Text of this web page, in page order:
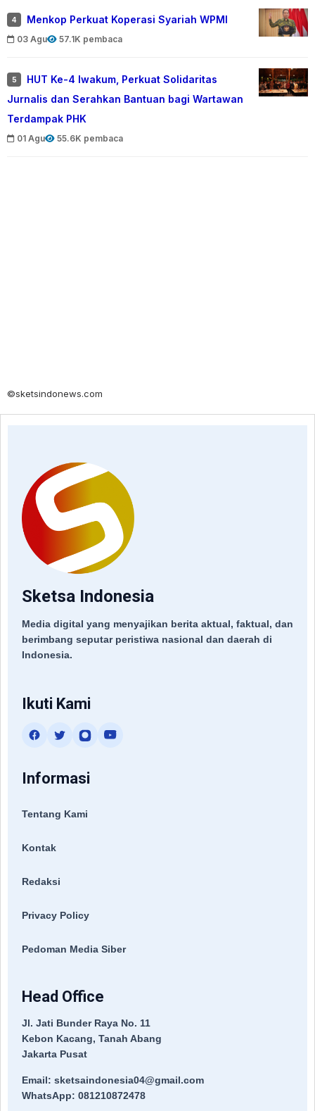
4 Menkop Perkuat Koperasi Syariah WPMI
03 Agu 57.1K pembaca
5
HUT Ke-4 Iwakum, Perkuat Solidaritas
Jurnalis dan Serahkan Bantuan bagi Wartawan
Terdampak PHK
01 Agu 55.6K pembaca
©sketsindonews.com
Sketsa Indonesia
Media digital yang menyajikan berita aktual, faktual, dan
berimbang seputar peristiwa nasional dan daerah di
Indonesia.
Ikuti Kami
Informasi
Tentang Kami
Kontak
Redaksi
Privacy Policy
Pedoman Media Siber
Head Office
Jl. Jati Bunder Raya No. 11
Kebon Kacang, Tanah Abang
Jakarta Pusat
Email: sketsaindonesia04@gmail.com
WhatsApp: 081210872478